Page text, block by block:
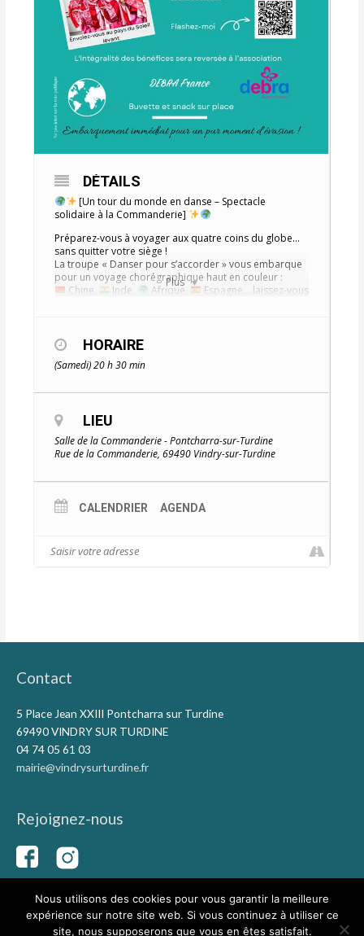
Plus
DÉTAILS
[Un tour du monde en danse – Spectacle
solidaire à la Commanderie]
Préparez-vous à voyager aux quatre coins du globe…
sans quitter votre siège !
La troupe « Danser pour s’accorder » vous embarque
pour un voyage chorégraphique haut en couleur :
Chine,
Inde, Afrique,
Espagne… laissez-vous
Salle de la Commanderie – Pontcharra-sur-Turdine
Un spectacle proposé par la fondatrice de l’école
de danse Des fourmis dans les pieds.
Tarifs :
→ Enfants : 8 €
→ Gratuit pour les moins de 10 ans
L’intégralité des bénéfices sera reversée à
atteintes de l’épidermolyse bulleuse.
Une belle soirée artistique et solidaire à ne pas
manquer !
HORAIRE
(Samedi) 20 h 30 min
LIEU
Salle de la Commanderie - Pontcharra-sur-Turdine
Rue de la Commanderie, 69490 Vindry-sur-Turdine
CALENDRIER AGENDA
Contact
5 Place Jean XXIII Pontcharra sur Turdine
69490 VINDRY SUR TURDINE
04 74 05 61 03
mairie@vindrysurturdine.fr
Rejoignez-nous
Copyright © 2026Vindry-sur-Turdine |Mentions légales
Nous utilisons des cookies pour vous garantir la meilleure
expérience sur notre site web. Si vous continuez à utiliser ce
site, nous supposerons que vous en êtes satisfait.